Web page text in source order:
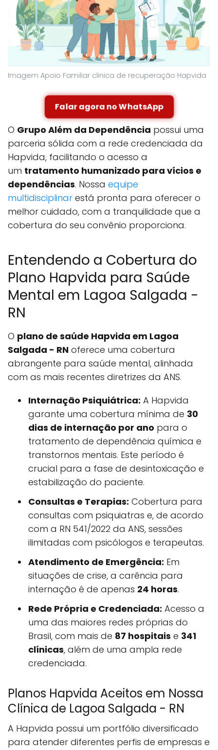
Imagem Apoio Familiar clinica de recuperação Hapvida
Falar agora no WhatsApp
O Grupo Além da Dependência possui uma
parceria sólida com a rede credenciada da
Hapvida, facilitando o acesso a
um tratamento humanizado para vícios e
dependências. Nossa equipe
multidisciplinar está pronta para oferecer o
melhor cuidado, com a tranquilidade que a
cobertura do seu convênio proporciona.
Entendendo a Cobertura do
Plano Hapvida para Saúde
Mental em Lagoa Salgada -
RN
O plano de saúde Hapvida em Lagoa
Salgada - RN oferece uma cobertura
abrangente para saúde mental, alinhada
com as mais recentes diretrizes da ANS.
Internação Psiquiátrica: A Hapvida
garante uma cobertura mínima de 30
dias de internação por ano para o
tratamento de dependência química e
transtornos mentais. Este período é
crucial para a fase de desintoxicação e
estabilização do paciente.
Consultas e Terapias: Cobertura para
consultas com psiquiatras e, de acordo
com a RN 541/2022 da ANS, sessões
ilimitadas com psicólogos e terapeutas.
Atendimento de Emergência: Em
situações de crise, a carência para
internação é de apenas 24 horas.
Rede Própria e Credenciada: Acesso a
uma das maiores redes próprias do
Brasil, com mais de 87 hospitais e 341
clínicas, além de uma ampla rede
credenciada.
Planos Hapvida Aceitos em Nossa
Clínica de Lagoa Salgada - RN
A Hapvida possui um portfólio diversificado
para atender diferentes perfis de empresas e